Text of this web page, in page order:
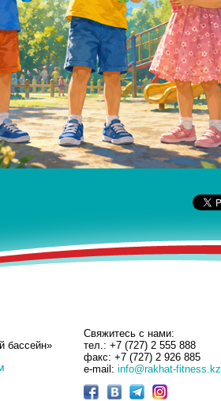
бассейн»
Свяжитесь с нами:
тел.: +7 (727) 2 555 888
факс: +7 (727) 2 926 885
e-mail: info@rakhat-fitness.kz